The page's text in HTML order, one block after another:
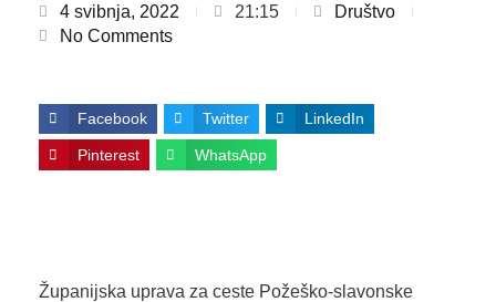
4 svibnja, 2022 21:15
Društvo
No Comments
Facebook Twitter LinkedIn
Pinterest WhatsApp
Županijska uprava za ceste Požeško-slavonske